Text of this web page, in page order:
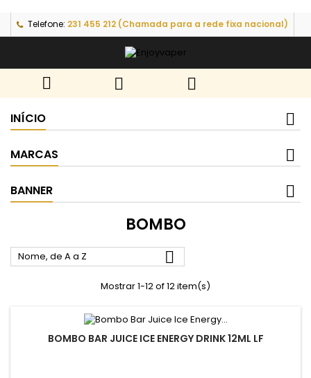
Telefone: 231 455 212 (Chamada para a rede fixa nacional)
  
INÍCIO
MARCAS
BANNER
BOMBO
Nome, de A a Z 
Mostrar 1-12 of 12 item(s)
BOMBO BAR JUICE ICE ENERGY DRINK 12ML LF